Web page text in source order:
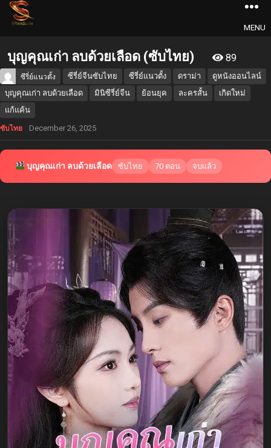
MENU
บุญคุณเก่า ลบด้วยเลือด (ซับไทย) 89
ซีรี่ย์แนวตั้ง ซีรี่ย์จีนซับไทย ซีรี่ย์แนวตั้ง ดราม่า
ดูหนังออนไลน์
บุญคุณเก่า ลบด้วยเลือด
มินิซีรี่ย์จีน ย้อนยุค ละครสั้น
เกิดใหม่
แก้แค้น
ซับไทย December 26, 2025
บุญคุณเก่า ลบด้วยเลือด ซับไทย 70 ตอน จบแล้ว